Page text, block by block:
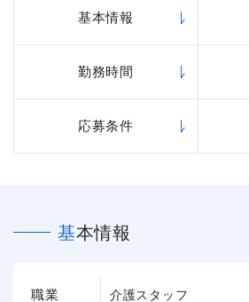
基本情報
勤務時間
応募条件
基本情報
職業
介護スタッフ